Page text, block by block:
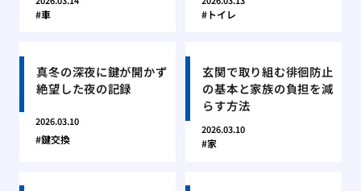
車 トイレ
真冬の深夜に鍵が開かず
絶望した夜の記録
2026.03.10
鍵交換
玄関で取り組む徘徊防止
の基本と家族の負担を減
らす方法
2026.03.10
家